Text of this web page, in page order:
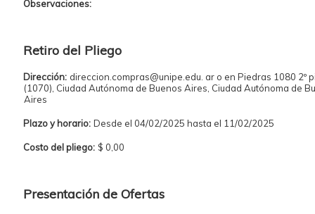
Observaciones:
Retiro del Pliego
Dirección: direccion.compras@unipe.edu. ar o en Piedras 1080 2º
(1070), Ciudad Autónoma de Buenos Aires, Ciudad Autónoma de
Aires
Plazo y horario: Desde el 04/02/2025 hasta el 11/02/2025
Costo del pliego: $ 0,00
Presentación de Ofertas